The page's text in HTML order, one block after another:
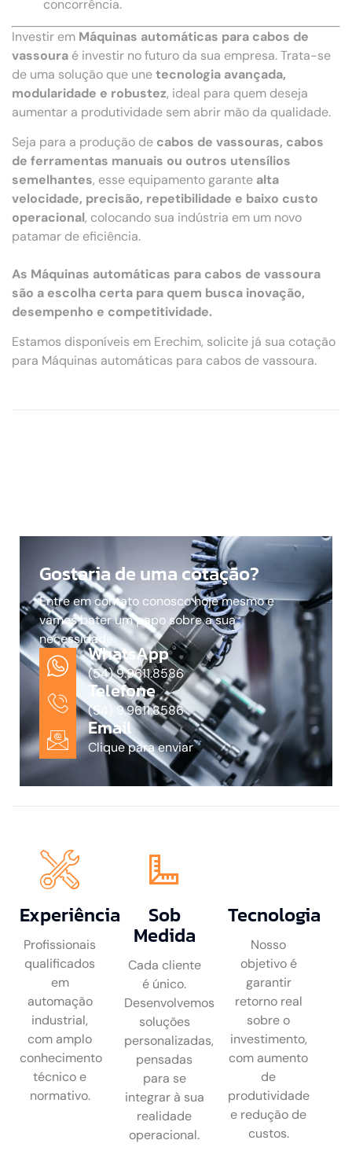
concorrência.
Investir em Máquinas automáticas para cabos de
vassoura é investir no futuro da sua empresa. Trata-se
de uma solução que unetecnologia avançada,
modularidade e robustez, ideal para quem deseja
aumentar a produtividade sem abrir mão da qualidade.
Seja para a produção de cabos de vassouras, cabos
de ferramentas manuais ou outros utensílios
semelhantes, esse equipamento garante alta
velocidade, precisão, repetibilidade e baixo custo
operacional, colocando sua indústria em um novo
patamar de eficiência.
As Máquinas automáticas para cabos de vassoura
são a escolha certa para quem busca inovação,
desempenho e competitividade.
Estamos disponíveis em Erechim, solicite já sua cotação
para Máquinas automáticas para cabos de vassoura.
Gostaria de uma cotação?
Entre em contato conosco hoje mesmo e
vamos bater um papo sobre a sua
necessidade.
WhatsApp
(54) 9.9611.8586
Telefone
(54) 9.9611.8586
Email
Clique para enviar
Experiência
Profissionais
qualificados
em
automação
industrial,
com amplo
conhecimento
técnico e
normativo.
Sob
Medida
Cada cliente
é único.
Desenvolvemos
soluções
personalizadas,
pensadas
para se
integrar à sua
realidade
operacional.
Tecnologia
Nosso
objetivo é
garantir
retorno real
sobre o
investimento,
com aumento
de
produtividade
e redução de
custos.